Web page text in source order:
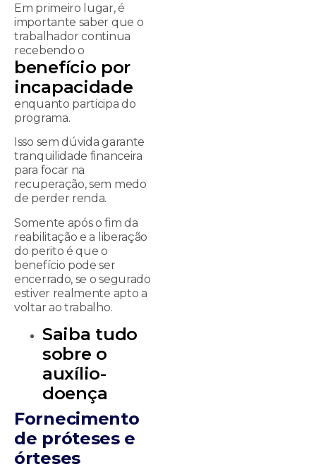
Em primeiro lugar, é
importante saber que o
trabalhador continua
recebendo o
benefício por
incapacidade
enquanto participa do
programa.
Isso sem dúvida garante
tranquilidade financeira
para focar na
recuperação, sem medo
de perder renda.
Somente após o fim da
reabilitação e a liberação
do perito é que o
benefício pode ser
encerrado, se o segurado
estiver realmente apto a
voltar ao trabalho.
Saiba tudo
sobre o
auxílio-
doença
Fornecimento
de próteses e
órteses